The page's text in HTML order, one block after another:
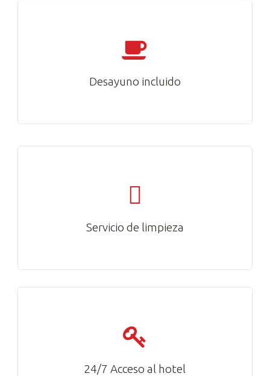
Desayuno incluido
Servicio de limpieza
24/7 Acceso al hotel